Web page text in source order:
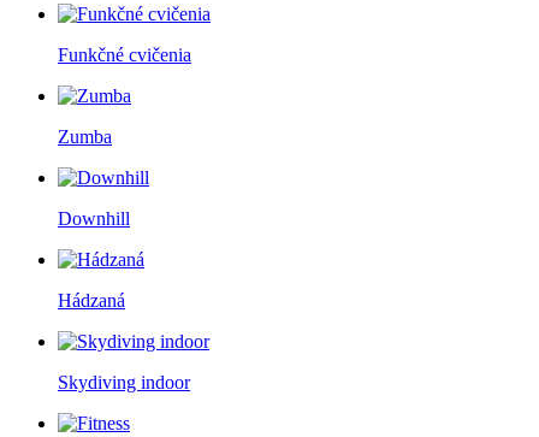
Funkčné cvičenia
Zumba
Downhill
Hádzaná
Skydiving indoor